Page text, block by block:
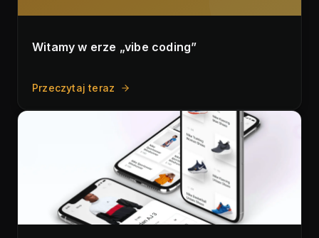
Witamy w erze „vibe coding”
Przeczytaj teraz